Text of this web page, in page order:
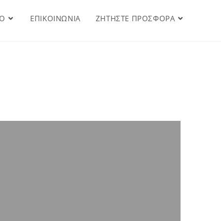
ΕΠΙΚΟΙΝΩΝΙΑ ΖΗΤΗΣΤΕ ΠΡΟΣΦΟΡΑ